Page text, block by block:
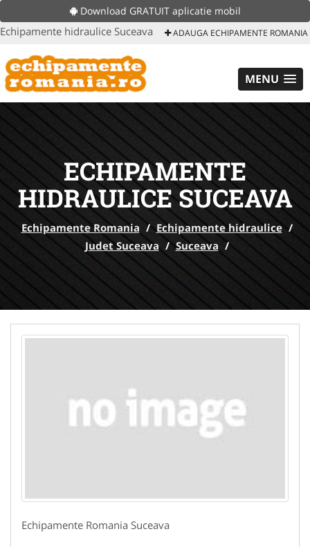
Download GRATUIT aplicatie mobil
Echipamente hidraulice Suceava ADAUGA ECHIPAMENTE ROMANIA
MENU
ECHIPAMENTE
HIDRAULICE SUCEAVA
Echipamente Romania / Echipamente hidraulice /
Judet Suceava / Suceava /
Echipamente Romania Suceava